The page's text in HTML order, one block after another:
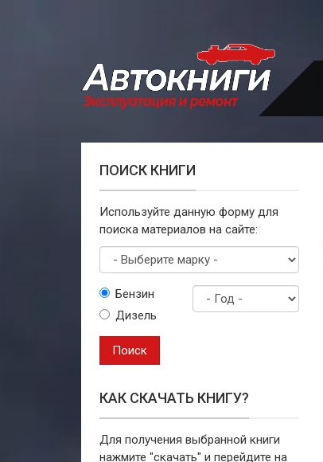
ПОИСК КНИГИ
Используйте данную форму для
поиска материалов на сайте:
маркуБензин
Дизель
Поиск
КАК СКАЧАТЬ КНИГУ?
Для получения выбранной книги
нажмите "скачать" и перейдите на